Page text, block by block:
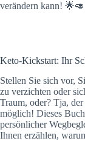
verändern kann!
Keto-Kickstart: Ihr
Stellen Sie sich vor,
zu verzichten oder
Traum, oder? Tja,
möglich! Dieses
persönlicher
Ihnen erzählen,